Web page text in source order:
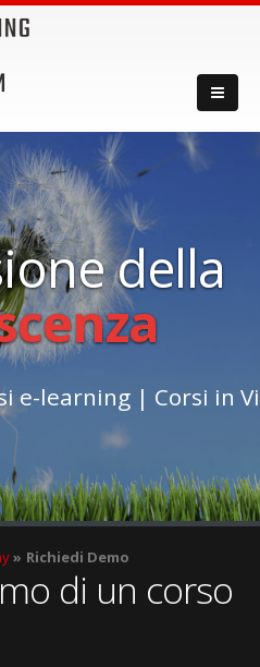
della
e-learning | Corsi in
Richiedi Demo
di un corso